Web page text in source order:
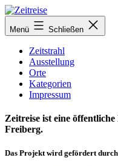
Zum
Inhalt
springen
Menü Schließen
Zeitstrahl
Ausstellung
Orte
Kategorien
Impressum
Zeitreise ist eine
Freiberg.
Das Projekt wird gefördert